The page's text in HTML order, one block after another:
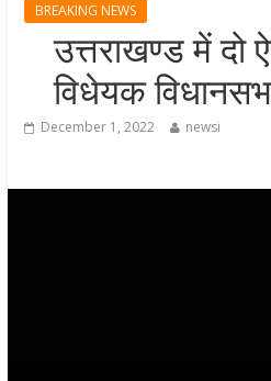
रहा
लेकर
BREAKING NEWS
उत्तराखण्ड में दो
विधेयक
December 1, 2022 newsi